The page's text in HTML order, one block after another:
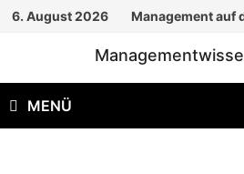
Zum
6. August 2026 Management auf
MENÜ